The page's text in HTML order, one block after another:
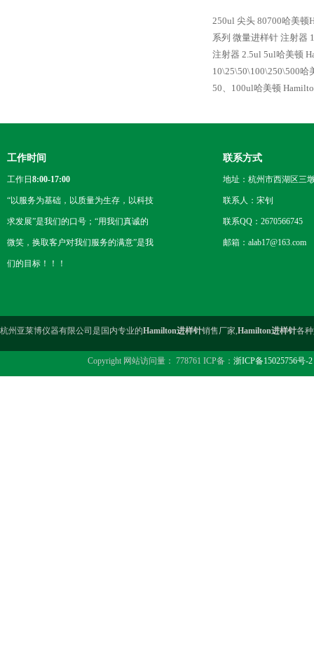
250ul 尖头 80700哈美顿
系列 微量进样针 注射器
注射器 2.5ul 5ul哈美顿
10\25\50\100\250\500哈
50、100ul哈美顿
工作时间
工作日 8:00-17:00
“以服务为基础，以质量为生存，以科技
求发展”是我们的口号；“用我们真诚的
微笑，换取客户对我们服务的满意”是我
们的目标！！！
联系方式
地址：杭州市西湖区三
联系人：宋钊
联系QQ：2670566745
邮箱：alab17@163.com
杭州亚莱博仪器有限公司是国内专业的Hamilton进样针销售厂家,Hamilton进样针各
Copyright 网站访问量： 778761 ICP备： 浙ICP备15025756号-2